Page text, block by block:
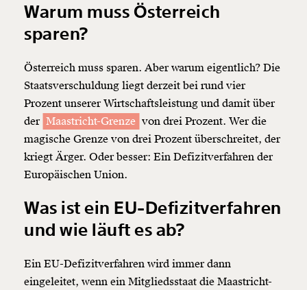
Warum muss Österreich
sparen?
Österreich muss sparen. Aber warum eigentlich? Die
Staatsverschuldung liegt derzeit bei rund vier
Prozent unserer Wirtschaftsleistung und damit über
der Maastricht-Grenze von drei Prozent. Wer die
magische Grenze von drei Prozent überschreitet, der
kriegt Ärger. Oder besser: Ein Defizitverfahren der
Europäischen Union.
Was ist ein EU-Defizitverfahren
und wie läuft es ab?
Ein EU-Defizitverfahren wird immer dann
eingeleitet, wenn ein Mitgliedsstaat die Maastricht-